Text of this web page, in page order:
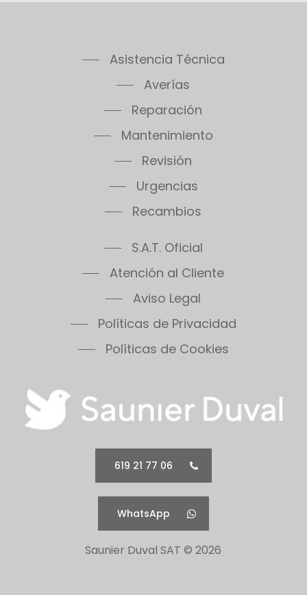
Asistencia Técnica
Averías
Reparación
Mantenimiento
Revisión
Urgencias
Recambios
S.A.T. Oficial
Atención al Cliente
Aviso Legal
Políticas de Privacidad
Políticas de Cookies
619 21 77 06
WhatsApp
Saunier Duval SAT ©2026